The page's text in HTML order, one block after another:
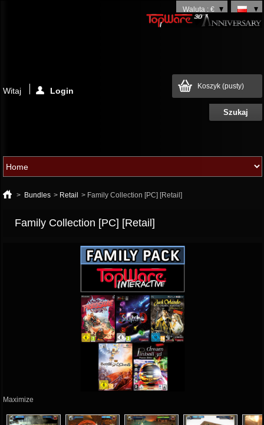
Waluta : €
Koszyk (pusty)
Witaj Login
> Bundles > Retail > Family Collection [PC] [Retail]
Family Collection [PC] [Retail]
Maximize